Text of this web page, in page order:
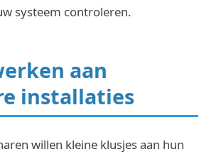
systeem controleren.
aan
installaties
willen kleine klusjes aan hun